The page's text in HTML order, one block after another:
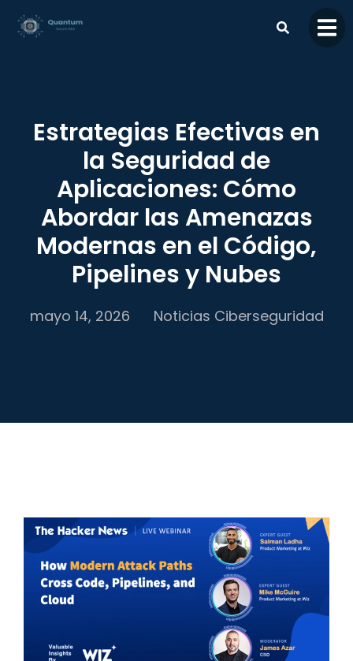
contenido
Estrategias Efectivas en
la Seguridad de
Aplicaciones: Cómo
Abordar las Amenazas
Modernas en el Código,
Pipelines y Nubes
mayo 14, 2026 Noticias Ciberseguridad